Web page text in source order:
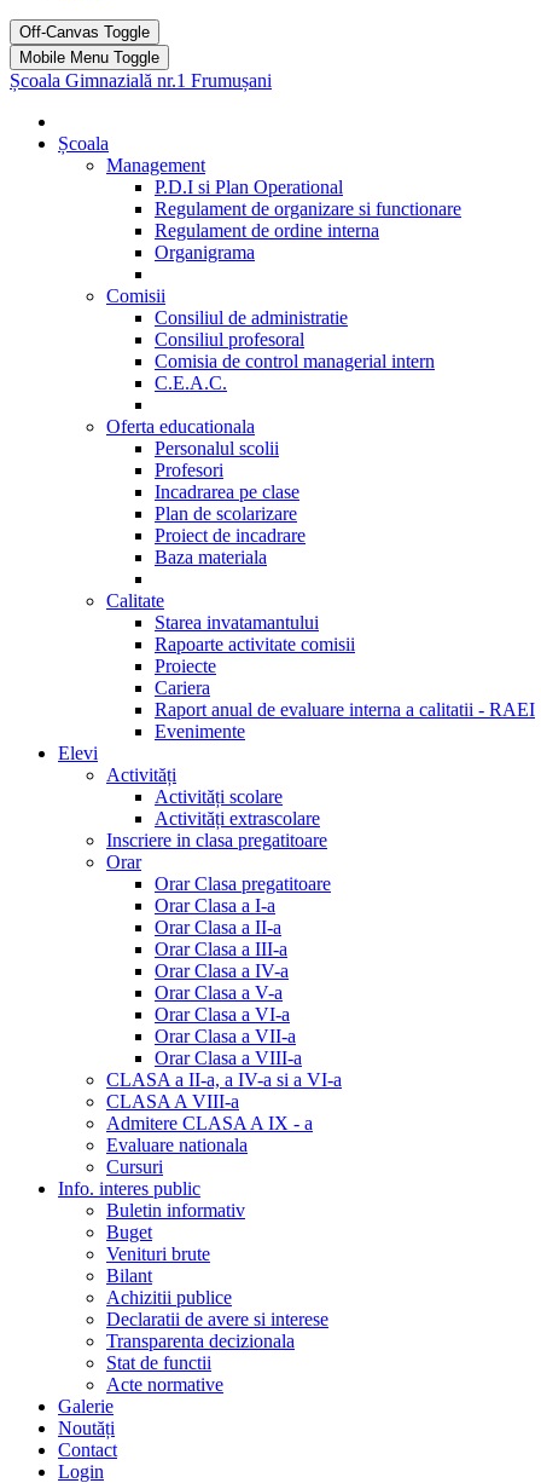
Off-Canvas Toggle
Mobile Menu Toggle
Școala Gimnazială nr.1 Frumușani
Școala
Management
P.D.I si Plan Operational
Regulament de organizare si functionare
Regulament de ordine interna
Organigrama
Comisii
Consiliul de administratie
Consiliul profesoral
Comisia de control managerial intern
C.E.A.C.
Oferta educationala
Personalul scolii
Profesori
Incadrarea pe clase
Plan de scolarizare
Proiect de incadrare
Baza materiala
Calitate
Starea invatamantului
Rapoarte activitate comisii
Proiecte
Cariera
Raport anual de evaluare interna a calitatii - RAEI
Evenimente
Elevi
Activități
Activități scolare
Activități extrascolare
Inscriere in clasa pregatitoare
Orar
Orar Clasa pregatitoare
Orar Clasa a I-a
Orar Clasa a II-a
Orar Clasa a III-a
Orar Clasa a IV-a
Orar Clasa a V-a
Orar Clasa a VI-a
Orar Clasa a VII-a
Orar Clasa a VIII-a
CLASA a II-a, a IV-a si a VI-a
CLASA A VIII-a
Admitere CLASA A IX - a
Evaluare nationala
Cursuri
Info. interes public
Buletin informativ
Buget
Venituri brute
Bilant
Achizitii publice
Declaratii de avere si interese
Transparenta decizionala
Stat de functii
Acte normative
Galerie
Noutăți
Contact
Login